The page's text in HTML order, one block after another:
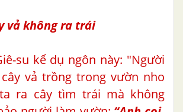
vả không ra trái
su kể dụ ngôn này: "Người
vả trồng trong vườn nho
ra cây tìm trái mà không